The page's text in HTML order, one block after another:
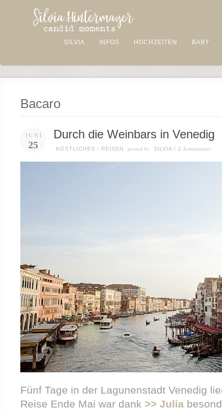
SILVIA INFOS HOCHZEITEN BABY
Bacaro
JUNI
25
Durch die Weinbars in Venedig
KÖSTLICHES / REISEN posted by SILVIA / 2 kommentare
Fünf Tage in der Lagunenstadt Venedig
Reise Ende Mai war dank >> Julia